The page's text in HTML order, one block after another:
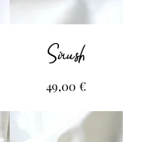
Sirush
Prix
49,00 €